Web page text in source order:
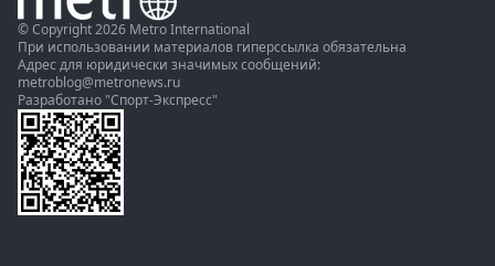
© Copyright 2026 Metro International
При использовании материалов гиперссылка обязательна
Адрес для юридически значимых сообщений:
metroblog@metronews.ru
Разработано "Спорт-Экспресс"